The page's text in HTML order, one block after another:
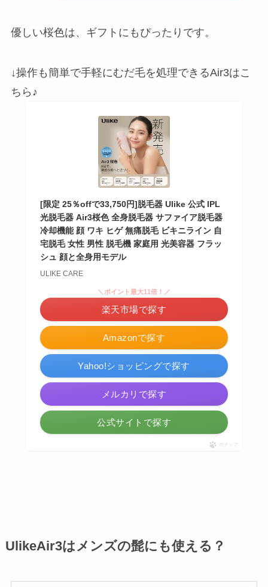
優しい桜色は、ギフトにもぴったりです。
↓操作も簡単で手軽にむだ毛を処理できるAir3はこ
ちら♪
[限定 25％offで33,750円]脱毛器 Ulike 公式 IPL
光脱毛器 Air3桜色 全身脱毛器 サファイア脱毛器
冷却機能 顔 ワキ ヒゲ 無痛脱毛 ビキニライン 自
宅脱毛 女性 男性 脱毛機 家庭用 光美容器 フラッ
シュ 顔と全身用モデル
ULIKE CARE
Amazonで探す
＼ポイント最大11倍！／
楽天市場で探す
Yahoo!ショッピングで探す
メルカリで探す
公式サイトで探す
ポチップ
UlikeAir3はメンズの髭にも使える？